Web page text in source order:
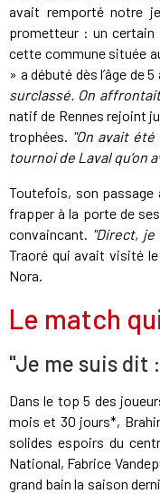
avait remporté notre
prometteur : un certain
cette commune située
» a débuté dès l’âge de 5
surclassé. On
natif de Rennes rejoint
trophées. "On avait
tournoi de Laval qu’on
Toutefois, son passage
frapper à la porte de
convaincant. "Direct,
Traoré qui avait visité
Nora.
Le match
"Je me suis dit
Dans le top 5 des
mois et 30 jours*,
solides espoirs du
National, Fabrice
grand bain la saison